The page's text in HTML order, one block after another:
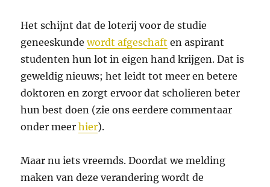
Het schijnt dat de loterij voor de studie
geneeskundewordt afgeschaft en aspirant
studenten hun lot in eigen hand krijgen. Dat is
geweldig nieuws; het leidt tot meer en betere
doktoren en zorgt ervoor dat scholieren beter
hun best doen (zie ons eerdere commentaar
onder meerhier).
Maar nu iets vreemds. Doordat we melding
maken van deze verandering wordt de